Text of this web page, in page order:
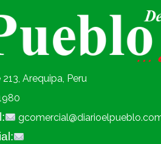
Arequipa, Peru